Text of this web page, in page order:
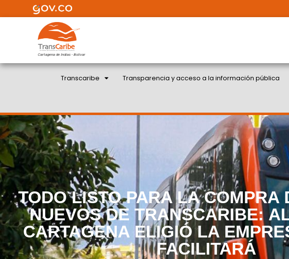
Cartagena de Indias - Bolivar
Transcaribe Transparencia y acceso a la información pública
TODO LISTO PARA LA COMPRA
NUEVOS DE TRANSCARIBE:
CARTAGENA ELIGIÓ LA
FACILITARÁ